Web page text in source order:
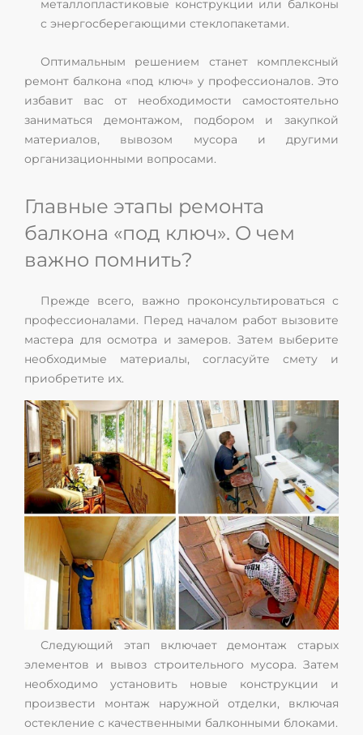
металлопластиковые конструкции или балконы
с энергосберегающими стеклопакетами.
Оптимальным решением станет комплексный
ремонт балкона «под ключ» у профессионалов. Это
избавит вас от необходимости самостоятельно
заниматься демонтажом, подбором и закупкой
материалов, вывозом мусора и другими
организационными вопросами.
Главные этапы ремонта
балкона «под ключ». О чем
важно помнить?
Прежде всего, важно проконсультироваться с
профессионалами. Перед началом работ вызовите
мастера для осмотра и замеров. Затем выберите
необходимые материалы, согласуйте смету и
приобретите их.
Следующий этап включает демонтаж старых
элементов и вывоз строительного мусора. Затем
необходимо установить новые конструкции и
произвести монтаж наружной отделки, включая
остекление с качественными балконными блоками.